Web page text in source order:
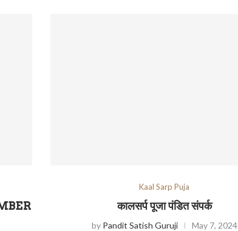
Kaal Sarp Puja
कालसर्प पूजा पंडित संपर्क
by Pandit Satish Guruji May 7, 2024